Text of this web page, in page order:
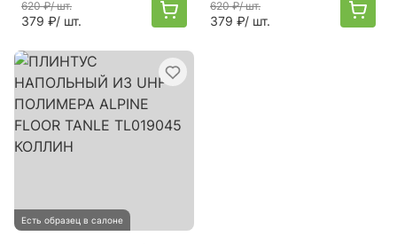
620 ₽/ шт.
379 ₽/ шт.
620 ₽/ шт.
379 ₽/ шт.
Есть образец в салоне